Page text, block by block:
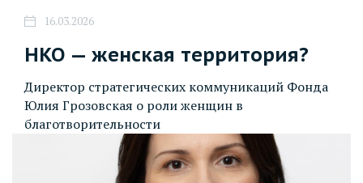
16.03.2026
НКО — женская территория?
Директор стратегических коммуникаций Фонда
Юлия Грозовская о роли женщин в
благотворительности